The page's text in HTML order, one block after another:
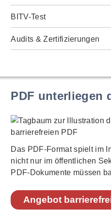
BITV-Test
Audits & Zertifizierungen
PDF unterliegen
Das PDF-Format spielt im
nicht nur im öffentlichen
PDF-Dokumente müssen
Angebot